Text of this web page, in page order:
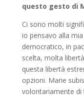
questo gesto di
Ci sono molti
io pensavo alla
democratico, in
scelta, molta
questa libertà
opzioni. Marie
volontariamente di